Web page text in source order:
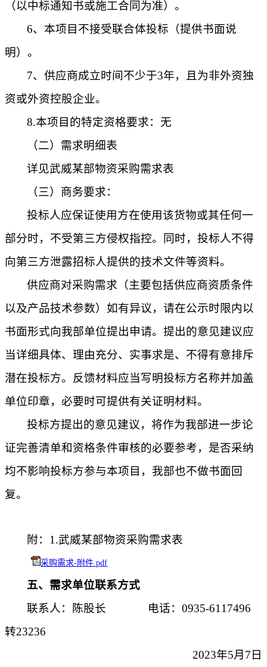
（以中标通知书或施工合同为准）。
6、本项目不接受联合体投标（提供书面说
明）。
7、供应商成立时间不少于3年，且为非外资独
资或外资控股企业。
8.本项目的特定资格要求：无
（二）需求明细表
详见武威某部物资采购需求表
（三）商务要求：
投标人应保证使用方在使用该货物或其任何一
部分时，不受第三方侵权指控。同时，投标人不得
向第三方泄露招标人提供的技术文件等资料。
供应商对采购需求（主要包括供应商资质条件
以及产品技术参数）如有异议，请在公示时限内以
书面形式向我部单位提出申请。提出的意见建议应
当详细具体、理由充分、实事求是、不得有意排斥
潜在投标方。反馈材料应当写明投标方名称并加盖
单位印章，必要时可提供有关证明材料。
投标方提出的意见建议，将作为我部进一步论
证完善清单和资格条件审核的必要参考，是否采纳
均不影响投标方参与本项目，我部也不做书面回
复。
附： 1.武威某部物资采购需求表
采购需求-附件.pdf
五、需求单位联系方式
联系人：陈股长 电话：0935-6117496
转23236
2023年5月 7 日